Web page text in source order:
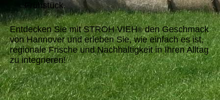
Frühstück.
Entdecken Sie mit STROH VIEH®den Geschmack
von Hannover und erleben Sie, wie einfach es ist,
regionale Frische und Nachhaltigkeit in Ihren Alltag
zu integrieren!